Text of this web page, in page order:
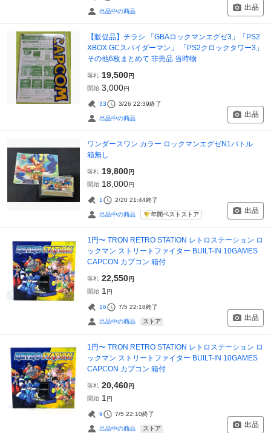
出品中の商品 出品
【販促品】チラシ 「GBAロックマンエグゼ3」「PS2
XBOX GCスパイダーマン」 「PS2クロックタワー3」
その他6枚まとめて 非売品 当時物
落札 19,500円
開始 3,000円
33 3/26 22:39終了
出品中の商品 出品
ワンダースワン カラー ロックマンエグゼN1バトル
箱無し
落札 19,800円
開始 18,000円
1 2/20 21:44終了
出品中の商品 年間ベストストア 出品
1円〜 TRON RETRO STATION レトロステーション ロ
ックマン ストリートファイター BUILT-IN 10GAMES
CAPCON カプコン 箱付
落札 22,550円
開始 1 円
16 7/5 22:18終了
出品中の商品 ストア 出品
1円〜 TRON RETRO STATION レトロステーション ロ
ックマン ストリートファイター BUILT-IN 10GAMES
CAPCON カプコン 箱付
落札 20,460円
開始 1 円
9 7/5 22:10終了
出品中の商品 ストア 出品